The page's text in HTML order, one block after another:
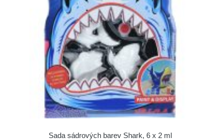
Sada sádrových barev Shark, 6 x 2 ml